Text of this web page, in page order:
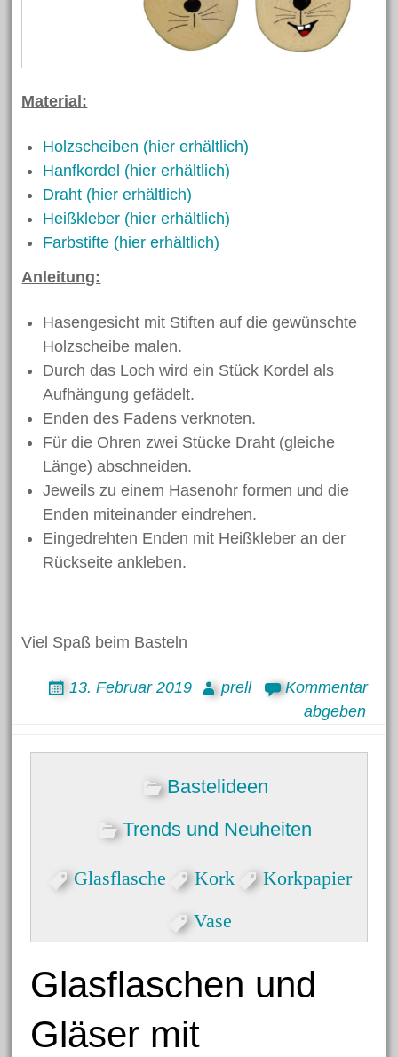
Material:
Holzscheiben (hier erhältlich)
Hanfkordel (hier erhältlich)
Draht (hier erhältlich)
Heißkleber (hier erhältlich)
Farbstifte (hier erhältlich)
Anleitung:
Hasengesicht mit Stiften auf die gewünschte
Holzscheibe malen.
Durch das Loch wird ein Stück Kordel als
Aufhängung gefädelt.
Enden des Fadens verknoten.
Für die Ohren zwei Stücke Draht (gleiche
Länge) abschneiden.
Jeweils zu einem Hasenohr formen und die
Enden miteinander eindrehen.
Eingedrehten Enden mit Heißkleber an der
Rückseite ankleben.
Viel Spaß beim Basteln
13. Februar 2019 prell
Kommentar
abgeben
Bastelideen
Trends und Neuheiten
Glasflasche Kork Korkpapier
Vase
Glasflaschen und
Gläser mit